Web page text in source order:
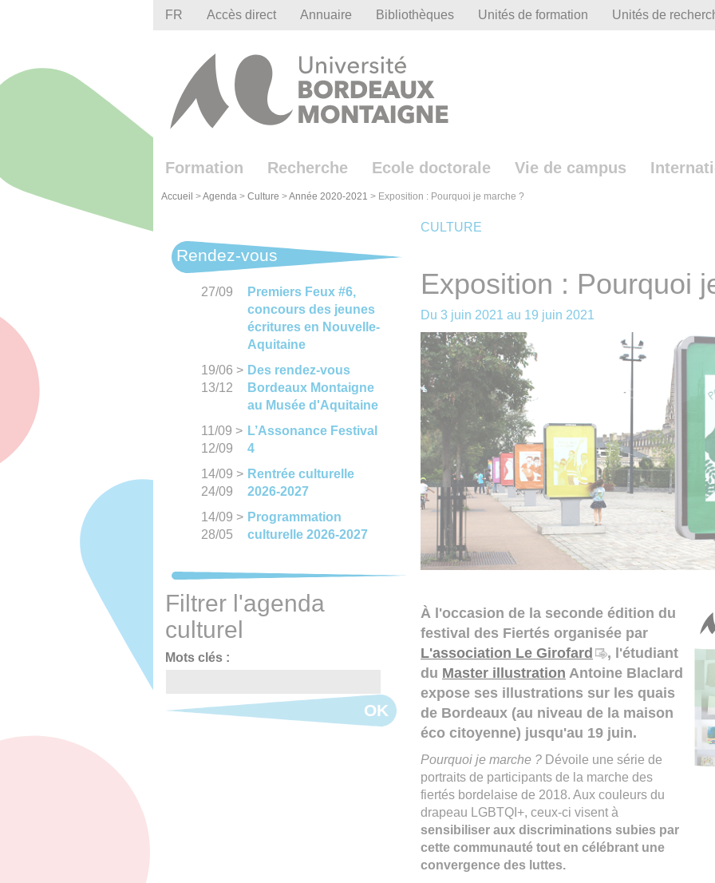
FR Accès direct Annuaire Bibliothèques Unités de formation Unités de
Formation Recherche Ecole doctorale Vie de campus
Accueil >Agenda > Culture >Année 2020-2021 > Exposition : Pourquoi je marche ?
CULTURE
Exposition : Pourquoi
Du 3 juin 2021 au 19 juin 2021
À l'occasion de la seconde édition du
festival des Fiertés organisée par
L'association Le Girofard
, l'étudiant
du Master illustration Antoine Blaclard
expose ses illustrations sur les quais
de Bordeaux (au niveau de la maison
éco citoyenne) jusqu'au 19 juin.
Pourquoi je marche ?Dévoile une série de
portraits de participants de la marche des
fiertés bordelaise de 2018. Aux couleurs du
drapeau LGBTQI+, ceux-ci visent à
sensibiliser aux discriminations subies par
cette communauté tout en célébrant une
convergence des luttes.
Rendez-vous
27/09
Premiers Feux #6,
concours des jeunes
écritures en Nouvelle-
Aquitaine
19/06 >
13/12
Des rendez-vous
Bordeaux Montaigne
au Musée d'Aquitaine
11/09 >
12/09
L’Assonance Festival
4
14/09 >
24/09
Rentrée culturelle
2026-2027
14/09 >
28/05
Programmation
culturelle 2026-2027
Filtrer l'agenda
culturel
Mots clés :
OK